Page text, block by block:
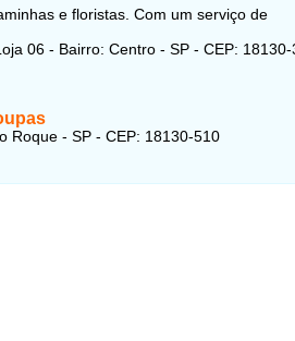
e floristas. Com um serviço de
06 - Bairro: Centro - SP - CEP:
Roque - SP - CEP: 18130-510